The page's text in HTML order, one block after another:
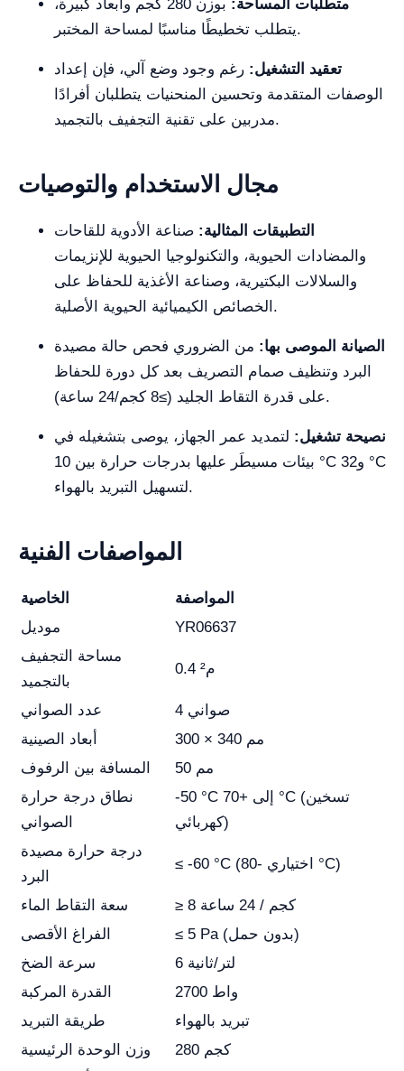
متطلبات المساحة:
بوزن 280 كجم وأبعاد كبيرة،
يتطلب تخطيطًا مناسبًا لمساحة المختبر.
تعقيد التشغيل: رغم وجود وضع آلي، فإن إعداد
الوصفات المتقدمة وتحسين المنحنيات يتطلبان أفرادًا
مدربين على تقنية التجفيف بالتجميد.
مجال الاستخدام والتوصيات
التطبيقات المثالية: صناعة الأدوية للقاحات
والمضادات الحيوية، والتكنولوجيا الحيوية للإنزيمات
والسلالات البكتيرية، وصناعة الأغذية للحفاظ على
الخصائص الكيميائية الحيوية الأصلية.
الصيانة الموصى بها: من الضروري فحص حالة مصيدة
البرد وتنظيف صمام التصريف بعد كل دورة للحفاظ
على قدرة التقاط الجليد (≥8 كجم/24 ساعة).
نصيحة تشغيل: لتمديد عمر الجهاز، يوصى بتشغيله في
بيئات مسيطَر عليها بدرجات حرارة بين 10 °C و32 °C
لتسهيل التبريد بالهواء.
المواصفات الفنية
الخاصية
المواصفة
موديل
YR06637
مساحة التجفيف
بالتجميد
0.4 م²
عدد الصواني
4 صواني
أبعاد الصينية
300 × 340 مم
المسافة بين الرفوف
50 مم
نطاق درجة حرارة
الصواني
-50 °C إلى +70 °C (تسخين
كهربائي)
درجة حرارة مصيدة
البرد
≤ -60 °C (اختياري -80 °C)
سعة التقاط الماء
≥ 8 كجم / 24 ساعة
الفراغ الأقصى
≤ 5 Pa (بدون حمل)
سرعة الضخ
6 لتر/ثانية
القدرة المركبة
2700 واط
طريقة التبريد
تبريد بالهواء
وزن الوحدة الرئيسية
280 كجم